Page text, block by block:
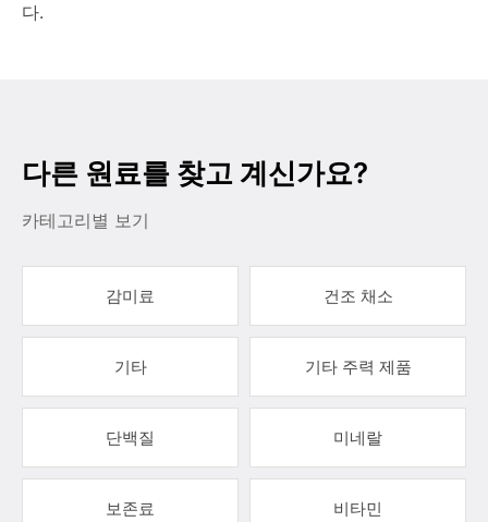
다.
다른 원료를 찾고 계신가요?
카테고리별 보기
감미료 건조 채소
기타 기타 주력 제품
단백질 미네랄
보존료 비타민